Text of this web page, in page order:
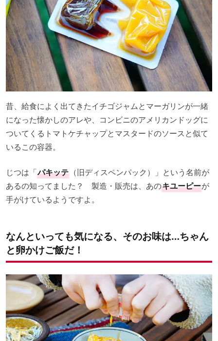
昔、給食によく出てきたイチゴジャムとマーガリンが一緒
になった懐かしのアレや、コンビニのアメリカンドッグに
ついてくるトマトケチャップとマスタードのソースと似て
いるこの容器。
じつは「パキッテ （旧ディスペンパック）」という名前が
あるの知ってました？ 製造・販売は、あのキユーピーが
手がけているようですよ。
なんといっても気になる、そのお味は…ちゃん
と卵かけご飯だ！